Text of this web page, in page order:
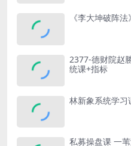
《李大坤破阵
2377-德财院赵
统课+指标
林新象系统学习
私募操盘课 一